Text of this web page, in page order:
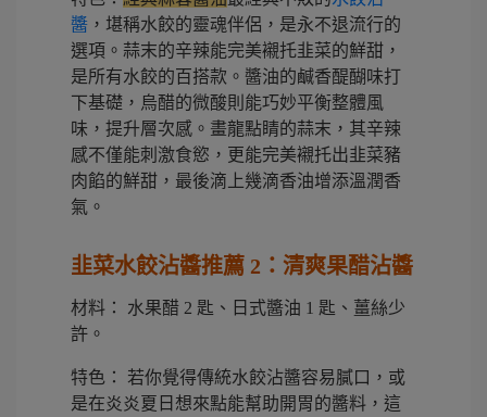
醬 ，堪稱水餃的靈魂伴侶，是永不退流行的
選項。蒜末的辛辣能完美襯托韭菜的鮮甜，
是所有水餃的百搭款。醬油的鹹香醍醐味打
下基礎，烏醋的微酸則能巧妙平衡整體風
味，提升層次感。畫龍點睛的蒜末，其辛辣
感不僅能刺激食慾，更能完美襯托出韭菜豬
肉餡的鮮甜，最後滴上幾滴香油增添溫潤香
氣。
韭菜水餃沾醬推薦 2：清爽果醋沾醬
材料： 水果醋 2 匙、日式醬油 1 匙、薑絲少
許。
特色： 若你覺得傳統水餃沾醬容易膩口，或
是在炎炎夏日想來點能幫助開胃的醬料，這